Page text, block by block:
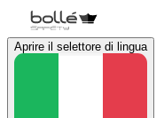
Aprire il selettore di lingua